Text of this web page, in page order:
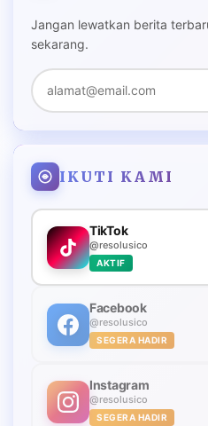
Jangan lewatkan berita
sekarang.
IKUTI KAMI
TikTok
@resolusico
AKTIF
Facebook
@resolusico
SEGERA HADIR
Instagram
@resolusico
SEGERA HADIR